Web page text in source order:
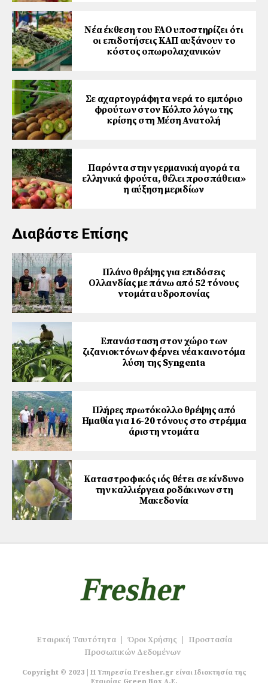
Νέα έκθεση του FAO υποστηρίζει ότι
οι επιδοτήσεις ΚΑΠ αυξάνουν το
κόστος οπωρολαχανικών
Σε αχαρτογράφητα νερά το εμπόριο
φρούτων στον Κόλπο λόγω της
κρίσης στη Μέση Ανατολή
Παρόντα στην γερμανική αγορά τα
ελληνικά φρούτα, θέλει προσπάθεια»
η αύξηση μεριδίων
Διαβάστε Επίσης
Πλάνο θρέψης για επιδόσεις
Ολλανδίας με πάνω από 52 τόνους
ντομάτα υδροπονίας
Επανάσταση στον χώρο των
ζιζανιοκτόνων φέρνει νέα καινοτόμα
λύση της Syngenta
Πλήρες πρωτόκολλο θρέψης από
Ημαθία για 16-20 τόνους στο στρέμμα
άριστη ντομάτα
Καταστροφικός ιός θέτει σε κίνδυνο
την καλλιέργεια ροδάκινων στη
Μακεδονία
Εταιρική Ταυτότητα | Όροι Χρήσης | Προστασία
Προσωπικών Δεδομένων
Copyright © 2023 | Η Υπηρεσία Fresher.gr είναι Ιδιοκτησία της